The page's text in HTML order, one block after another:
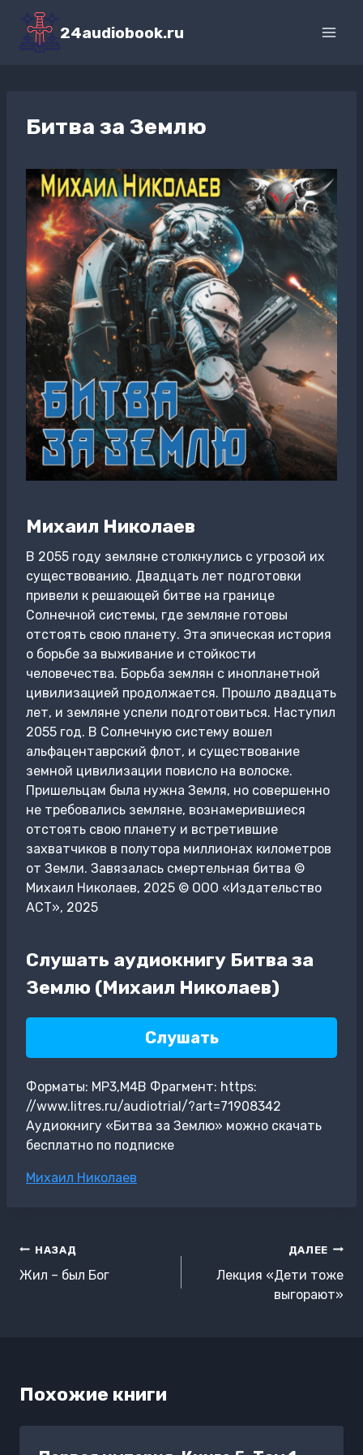
Перейти
содержимому
24audiobook.ru
Битва за Землю
Михаил Николаев
В 2055 году земляне столкнулись с угрозой их
существованию. Двадцать лет подготовки
привели к решающей битве на границе
Солнечной системы, где земляне готовы
отстоять свою планету. Эта эпическая история
о борьбе за выживание и стойкости
человечества. Борьба землян с инопланетной
цивилизацией продолжается. Прошло двадцать
лет, и земляне успели подготовиться. Наступил
2055 год. В Солнечную систему вошел
альфацентаврский флот, и существование
земной цивилизации повисло на волоске.
Пришельцам была нужна Земля, но совершенно
не требовались земляне, вознамерившиеся
отстоять свою планету и встретившие
захватчиков в полутора миллионах километров
от Земли. Завязалась смертельная битва ©
Михаил Николаев, 2025 © ООО «Издательство
АСТ», 2025
Слушать аудиокнигу Битва за
Землю (Михаил Николаев)
Слушать
Форматы: MP3,M4B Фрагмент: https:
//www.litres.ru/audiotrial/?art=71908342
Аудиокнигу «Битва за Землю» можно скачать
бесплатно по подписке
Метки
Михаил Николаев
Навигация
по
НАЗАД
Жил – был Бог
ДАЛЕЕ
Лекция «Дети тоже
выгорают»
Похожие книги